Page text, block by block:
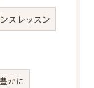
スレッスン
かに